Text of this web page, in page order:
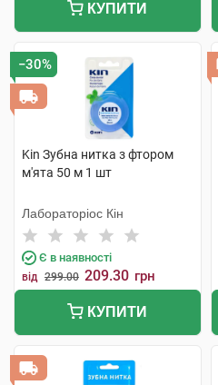
КУПИТИ
−30%
Kin Зубна нитка з фтором
м'ята 50 м 1 шт
Лабораторіос Кін
Є в наявності
від 299.00 209.30 грн
КУПИТИ